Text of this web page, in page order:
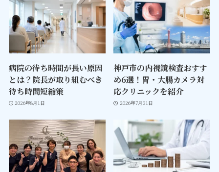
病院の待ち時間が長い原因
とは？院長が取り組むべき
待ち時間短縮策
2026年8月1日
神戸市の内視鏡検査おすす
め6選！胃・大腸カメラ対
応クリニックを紹介
2026年7月31日